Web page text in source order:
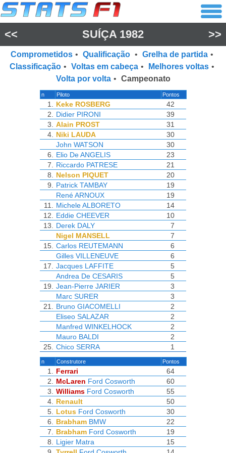
<< SUÍÇA 1982 >>
Comprometidos • Qualificação • Grelha de partida •
Classificação • Voltas em cabeça • Melhores voltas •
Volta por volta • Campeonato
n Piloto Pontos
1. Keke ROSBERG
42
2.
Didier PIRONI
39
3.
Alain PROST
31
4.
Niki LAUDA
30
John WATSON
30
6.
Elio De ANGELIS
23
7.
Riccardo PATRESE
21
8.
Nelson PIQUET
20
9.
Patrick TAMBAY
19
René ARNOUX
19
11.
Michele ALBORETO
14
12.
Eddie CHEEVER
10
13.
Derek DALY
7
Nigel MANSELL
7
15. Carlos REUTEMANN
6
Gilles VILLENEUVE
6
17.
Jacques LAFFITE
5
Andrea De CESARIS
5
19.
Jean-Pierre JARIER
3
Marc SURER
3
21.
Bruno GIACOMELLI
2
Eliseo SALAZAR
2
Manfred WINKELHOCK
2
Mauro BALDI
2
25. Chico SERRA 1
n Construtore Pontos
1. Ferrari
64
2.
McLaren Ford Cosworth
60
3.
Williams Ford Cosworth
55
4.
Renault
50
5.
Lotus Ford Cosworth
30
6.
Brabham BMW
22
7.
Brabham Ford Cosworth
19
8.
Ligier Matra
15